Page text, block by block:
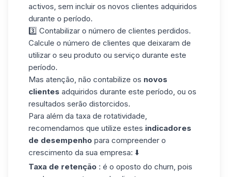
activos, sem incluir os novos clientes adquiridos
durante o período.
3️⃣ Contabilizar o número de clientes perdidos.
Calcule o número de clientes que deixaram de
utilizar o seu produto ou serviço durante este
período.
Mas atenção, não contabilize os novos
clientes adquiridos durante este período, ou os
resultados serão distorcidos.
Para além da taxa de rotatividade,
recomendamos que utilize estes indicadores
de desempenho para compreender o
crescimento da sua empresa: ⬇️
Taxa de retenção : é o oposto do churn, pois